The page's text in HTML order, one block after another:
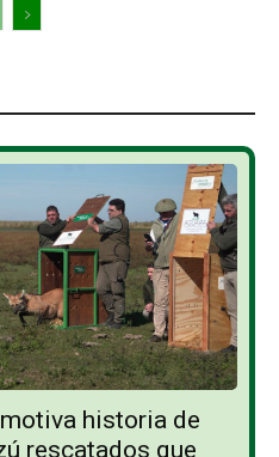
historia de
rescatados que